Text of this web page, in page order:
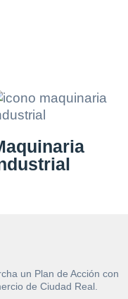
un Plan de Acción con
de Ciudad Real.